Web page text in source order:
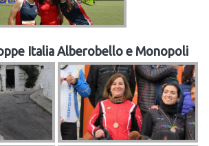
Italia Alberobello e Monopoli